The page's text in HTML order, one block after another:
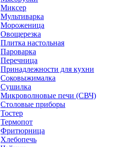
Миксер
Мультиварка
Мороженица
Овощерезка
Плитка настольная
Пароварка
Перечница
Принадлежности для кухни
Соковыжималка
Сушилка
Микроволновые печи (СВЧ)
Столовые приборы
Тостер
Термопот
Фритюрница
Хлебопечь